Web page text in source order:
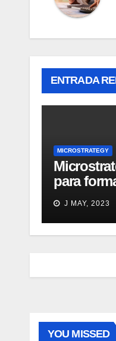
ENTRADA
MICROSTRATEGY
para
J MAY, 2023
YOU MISSED